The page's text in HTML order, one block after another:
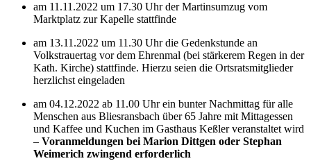
am 11.11.2022 um 17.30 Uhr der Martinsumzug vom
Marktplatz zur Kapelle stattfinde
am 13.11.2022 um 11.30 Uhr die Gedenkstunde an
Volkstrauertag vor dem Ehrenmal (bei stärkerem Regen in der
Kath. Kirche) stattfinde. Hierzu seien die Ortsratsmitglieder
herzlichst eingeladen
am 04.12.2022 ab 11.00 Uhr ein bunter Nachmittag für alle
Menschen aus Bliesransbach über 65 Jahre mit Mittagessen
und Kaffee und Kuchen im Gasthaus Keßler veranstaltet wird
– Voranmeldungen bei Marion Dittgen oder Stephan
Weimerich zwingend erforderlich